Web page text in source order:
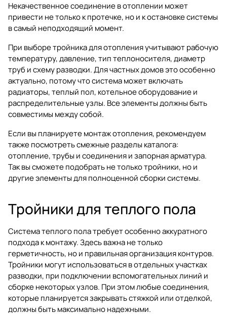
Некачественное соединение в отоплении может
привести не только к протечке, но и к остановке системы
в самый неподходящий момент.
При выборе тройника для отопления учитывают рабочую
температуру, давление, тип теплоносителя, диаметр
труб и схему разводки. Для частных домов это особенно
актуально, потому что система может включать
радиаторы, теплый пол, котельное оборудование и
распределительные узлы. Все элементы должны быть
совместимы между собой.
Если вы планируете монтаж отопления, рекомендуем
также посмотреть смежные разделы каталога:
отопление,трубы и соединенияизапорная арматура.
Так вы сможете подобрать не только тройники, но и
другие элементы для полноценной сборки системы.
Тройники для теплого пола
Система теплого пола требует особенно аккуратного
подхода к монтажу. Здесь важна не только
герметичность, но и правильная организация контуров.
Тройники могут использоваться в отдельных участках
разводки, при подключении вспомогательных линий и
сборке некоторых узлов. При этом любые соединения,
которые планируется закрывать стяжкой или отделкой,
должны быть максимально надежными.